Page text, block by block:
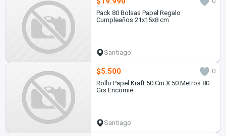
Pack 80 Bolsas Papel Regalo
Cumpleaños 21x15x8 cm
Santiago
$5.500
0
Rollo Papel Kraft 50 Cm X 50 Metros 80
Grs Encomie
Santiago